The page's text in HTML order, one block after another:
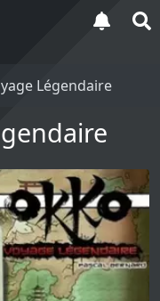
Légendaire